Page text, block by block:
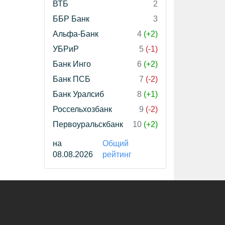
ВТБ
2
ББР Банк
3
Альфа-Банк
4 (+2)
УБРиР
5 (-1)
Банк Инго
6 (+2)
Банк ПСБ
7 (-2)
Банк Уралсиб
8 (+1)
Россельхозбанк
9 (-2)
Первоуральскбанк
10 (+2)
на
08.08.2026
Общий
рейтинг